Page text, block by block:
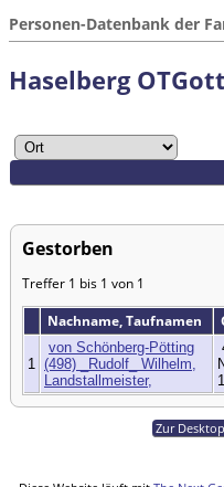
Personen-Datenbank der
Haselberg
Gestorben
Treffer 1 bis 1 von 1
Nachname, Taufnamen
1
von Schönberg-Pötting
(498) _Rudolf_ Wilhelm,
Landstallmeister,
Zur